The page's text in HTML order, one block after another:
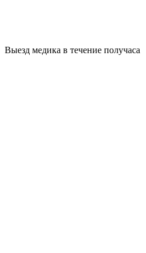
Выезд медика в течение получаса